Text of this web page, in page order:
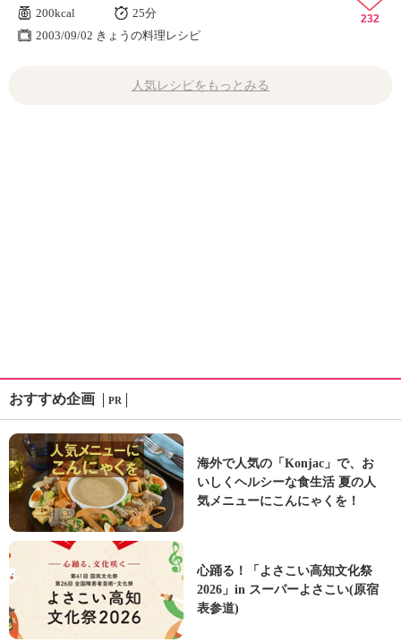
200kcal
25分
2003/09/02 きょうの料理レシピ
232
人気レシピをもっとみる
おすすめ企画 PR
海外で人気の「Konjac」で、お
いしくヘルシーな食生活 夏の人
気メニューにこんにゃくを！
心踊る！「よさこい高知文化祭
2026」in スーパーよさこい(原宿
表参道)